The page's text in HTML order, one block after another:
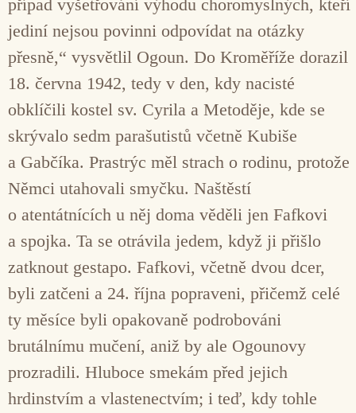
případ vyšetřování výhodu choromyslných, kteří
jediní nejsou povinni odpovídat na otázky
přesně,“ vysvětlil Ogoun. Do Kroměříže dorazil
18. června 1942, tedy v den, kdy nacisté
obklíčili kostel sv. Cyrila a Metoděje, kde se
skrývalo sedm parašutistů včetně Kubiše
a Gabčíka. Prastrýc měl strach o rodinu, protože
Němci utahovali smyčku. Naštěstí
o atentátnících u něj doma věděli jen Fafkovi
a spojka. Ta se otrávila jedem, když ji přišlo
zatknout gestapo. Fafkovi, včetně dvou dcer,
byli zatčeni a 24. října popraveni, přičemž celé
ty měsíce byli opakovaně podrobováni
brutálnímu mučení, aniž by ale Ogounovy
prozradili. Hluboce smekám před jejich
hrdinstvím a vlastenectvím; i teď, kdy tohle